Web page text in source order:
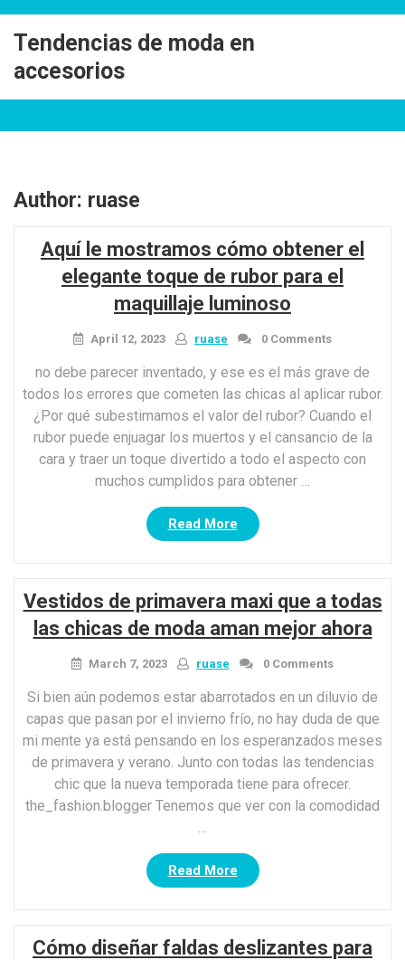
content
Tendencias de moda en
accesorios
Author: ruase
Aquí le mostramos cómo obtener el
elegante toque de rubor para el
maquillaje luminoso
April 12, 2023 ruase 0 Comments
no debe parecer inventado, y ese es el más grave de
todos los errores que cometen las chicas al aplicar rubor.
¿Por qué subestimamos el valor del rubor? Cuando el
rubor puede enjuagar los muertos y el cansancio de la
cara y traer un toque divertido a todo el aspecto con
muchos cumplidos para obtener …
Read More“Aquí
le
mostramos
cómo
obtener
el
elegante
toque
rubor
para
el
maquillaje
luminoso”
Vestidos de primavera maxi que a todas
las chicas de moda aman mejor ahora
March 7, 2023 ruase 0 Comments
Si bien aún podemos estar abarrotados en un diluvio de
capas que pasan por el invierno frío, no hay duda de que
mi mente ya está pensando en los esperanzados meses
de primavera y verano. Junto con todas las tendencias
chic que la nueva temporada tiene para ofrecer.
the_fashion.blogger Tenemos que ver con la comodidad
…
Read More“Vestidos
de
primavera
maxi
que
Cómo diseñar faldas deslizantes para